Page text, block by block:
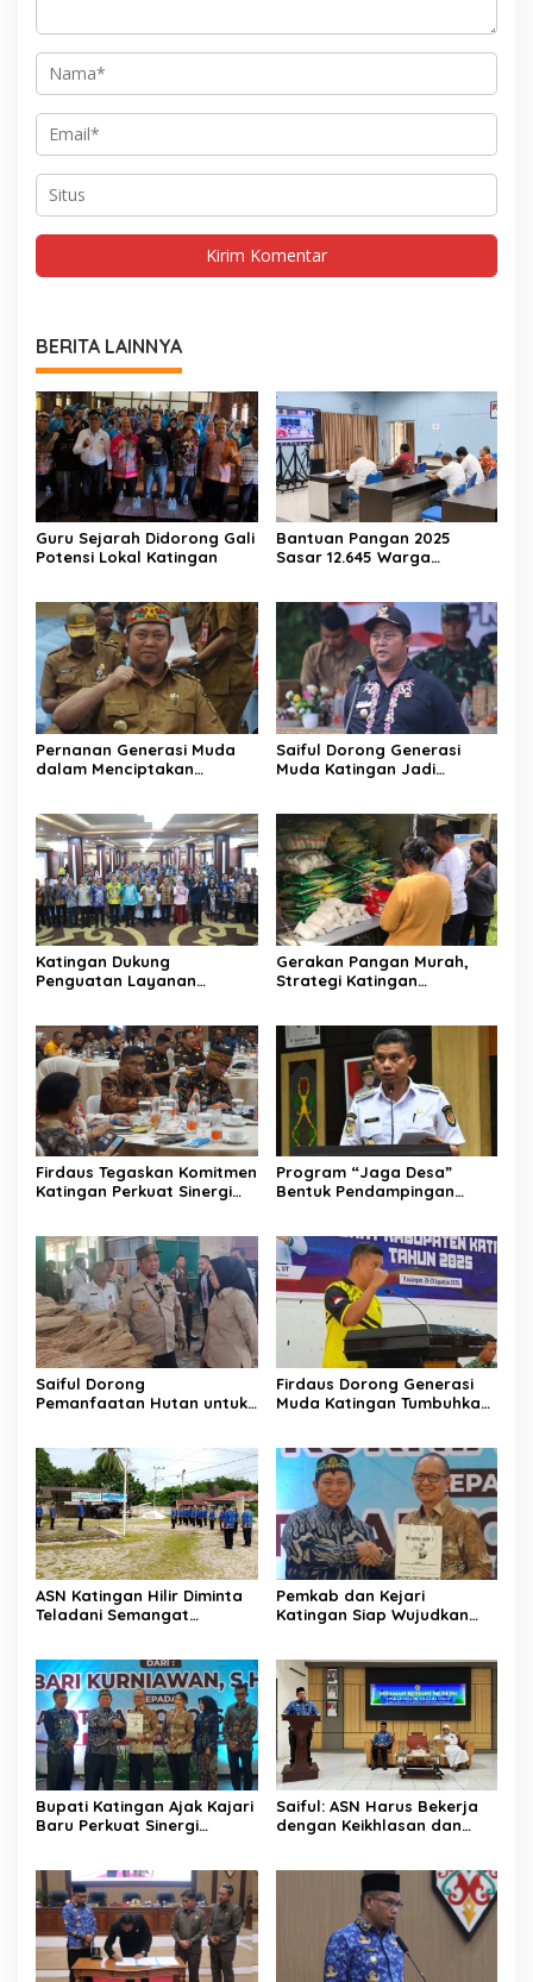
BERITA LAINNYA
Guru Sejarah Didorong Gali
Potensi Lokal Katingan
Bantuan Pangan 2025
Sasar 12.645 Warga
Pernanan Generasi Muda
dalam Menciptakan
Saiful Dorong Generasi
Muda Katingan Jadi
Katingan Dukung
Penguatan Layanan
Gerakan Pangan Murah,
Strategi Katingan
Firdaus Tegaskan Komitmen
Katingan Perkuat Sinergi
Program “Jaga Desa”
Bentuk Pendampingan
Saiful Dorong
Pemanfaatan Hutan untuk
Firdaus Dorong Generasi
Muda Katingan Tumbuhkan
ASN Katingan Hilir Diminta
Teladani Semangat
Pemkab dan Kejari
Katingan Siap Wujudkan
Bupati Katingan Ajak Kajari
Baru Perkuat Sinergi
Saiful: ASN Harus Bekerja
dengan Keikhlasan dan